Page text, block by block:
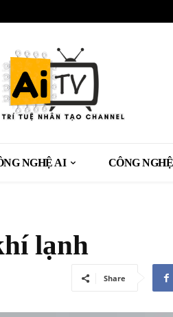
NGHỆ AI CÔNG NGHỆ
lạnh
Share